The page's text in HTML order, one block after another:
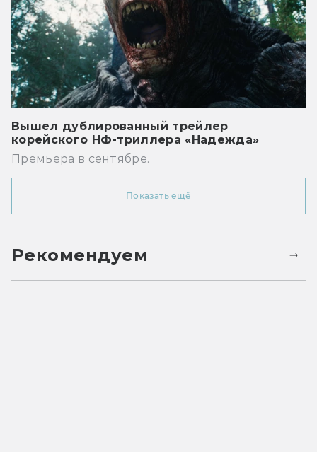
Вышел дублированный трейлер
корейского НФ-триллера «Надежда»
Премьера в сентябре.
Показать ещё
Рекомендуем